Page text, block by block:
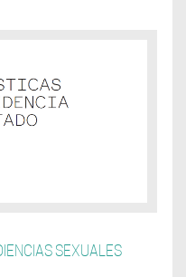
SEXUALES